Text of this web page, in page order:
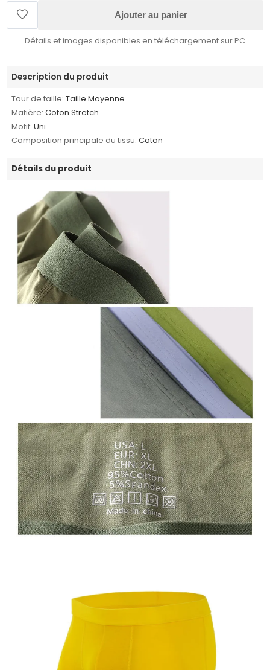
Ajouter au panier
Détails et images disponibles en téléchargement sur PC
Description du produit
Tour de taille: Taille Moyenne
Matière: Coton Stretch
Motif: Uni
Composition principale du tissu: Coton
Détails du produit